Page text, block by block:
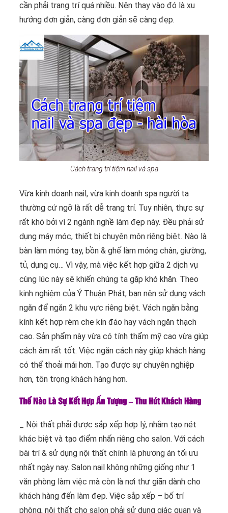
cần phải trang trí quá nhiều. Nên thay vào đó là xu
hướng đơn giản, càng đơn giản sẽ càng đẹp.
Cách trang trí tiệm nail và spa
Vừa kinh doanh nail, vừa kinh doanh spa người ta
thường cứ ngỡ là rất dễ trang trí. Tuy nhiên, thực sự
rất khó bởi vì 2 ngành nghề làm đẹp này. Đều phải sử
dụng máy móc, thiết bị chuyên môn riêng biệt. Nào là
bàn làm móng tay, bồn & ghế làm móng chân, giường,
tủ, dụng cụ… Vì vậy, mà việc kết hợp giữa 2 dịch vụ
cùng lúc này sẽ khiến chúng ta gặp khó khăn. Theo
kinh nghiệm của Ý Thuận Phát, bạn nên sử dụng vách
ngăn để ngăn 2 khu vực riêng biệt. Vách ngăn bằng
kính kết hợp rèm che kín đáo hay vách ngăn thạch
cao. Sản phẩm này vừa có tính thẩm mỹ cao vừa giúp
cách âm rất tốt. Việc ngăn cách này giúp khách hàng
có thể thoải mái hơn. Tạo được sự chuyên nghiệp
hơn, tôn trọng khách hàng hơn.
Thế Nào Là Sự Kết Hợp Ấn Tượng – Thu Hút Khách Hàng
_ Nội thất phải được sắp xếp hợp lý, nhằm tạo nét
khác biệt và tạo điểm nhấn riêng cho salon. Với cách
bài trí & sử dụng nội thất chính là phương án tối ưu
nhất ngày nay. Salon nail không những giống như 1
văn phòng làm việc mà còn là nơi thư giãn dành cho
khách hàng đến làm đẹp. Việc sắp xếp – bố trí
phòng, nội thất cho salon phải sử dụng giác quan và